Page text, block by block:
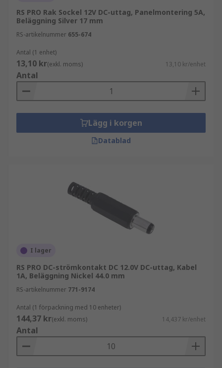
RS PRO Rak Sockel 12V DC-uttag, Panelmontering 5A,
Beläggning Silver 17 mm
RS-artikelnummer 655-674
Antal (1 enhet)
13,10 kr(exkl. moms) 13,10 kr/enhet
Antal
Lägg i korgen
Datablad
I lager
RS PRO DC-strömkontakt DC 12.0V DC-uttag, Kabel
1A, Beläggning Nickel 44.0 mm
RS-artikelnummer 771-9174
Antal (1 förpackning med 10 enheter)
144,37 kr(exkl. moms) 14,437 kr/enhet
Antal